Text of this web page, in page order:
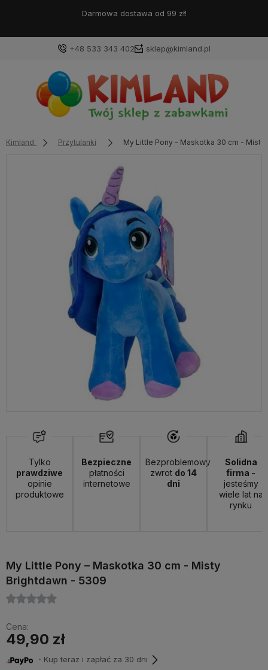
Darmowa dostawa od 99 zł!
+48 533 343 402 sklep@kimland.pl
Kimland Przytulanki My Little Pony – Maskotka 30 cm -
Tylko
prawdziwe
opinie
produktowe
Bezpieczne
płatności
internetowe
Bezproblemowy
zwrot do 14
dni
Solidna
firma -
jesteśmy
wiele lat na
rynku
My Little Pony – Maskotka 30 cm - Misty
Brightdawn - 5309
Cena:
49,90 zł
・Kup teraz i zapłać za 30 dni